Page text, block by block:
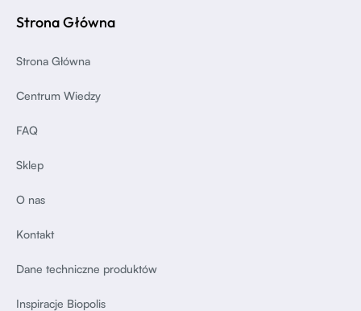
Strona Główna
Strona Główna
Centrum Wiedzy
FAQ
Sklep
O nas
Kontakt
Dane techniczne produktów
Inspiracje Biopolis